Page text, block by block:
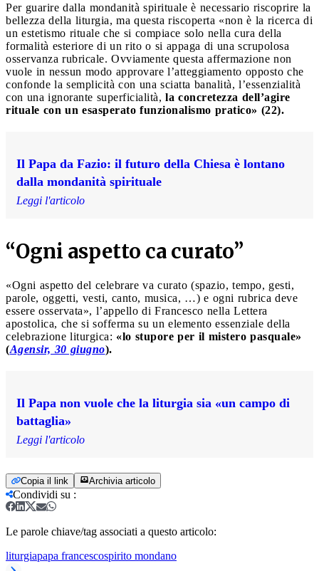
Per guarire dalla mondanità spirituale è necessario riscoprire la
bellezza della liturgia, ma questa riscoperta «non è la ricerca di
un estetismo rituale che si compiace solo nella cura della
formalità esteriore di un rito o si appaga di una scrupolosa
osservanza rubricale. Ovviamente questa affermazione non
vuole in nessun modo approvare l’atteggiamento opposto che
confonde la semplicità con una sciatta banalità, l’essenzialità
con una ignorante superficialità, la concretezza dell’agire
rituale con un esasperato funzionalismo pratico» (22).
Il Papa da Fazio: il futuro della Chiesa è lontano
dalla mondanità spirituale
Leggi l'articolo
“Ogni aspetto ca curato”
«Ogni aspetto del celebrare va curato (spazio, tempo, gesti,
parole, oggetti, vesti, canto, musica, …) e ogni rubrica deve
essere osservata», l’appello di Francesco nella Lettera
apostolica, che si sofferma su un elemento essenziale della
celebrazione liturgica: «lo stupore per il mistero pasquale»
(Agensir, 30 giugno).
Il Papa non vuole che la liturgia sia «un campo di
battaglia»
Leggi l'articolo
Copia il link Archivia articolo
Condividi su :
Le parole chiave/tag associati a questo articolo:
liturgiapapa francescospirito mondano